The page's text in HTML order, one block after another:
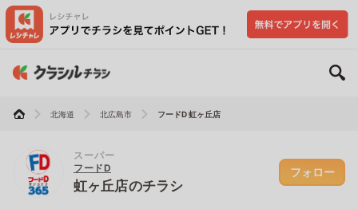
北海道 北広島市 フードD 虹ヶ丘店
スーパー
フードD
虹ヶ丘店のチラシ
フォロー